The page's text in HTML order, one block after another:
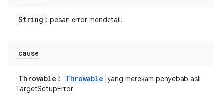
String : pesan error mendetail.
cause
Throwable : Throwable yang merekam penyebab asli
TargetSetupError